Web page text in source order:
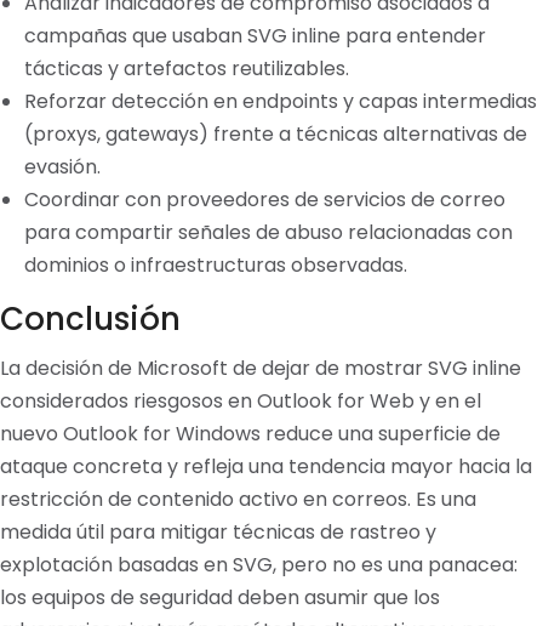
campañas que usaban SVG inline para entender
tácticas y artefactos reutilizables.
Reforzar detección en endpoints y capas intermedias
(proxys, gateways) frente a técnicas alternativas de
evasión.
Coordinar con proveedores de servicios de correo
para compartir señales de abuso relacionadas con
dominios o infraestructuras observadas.
Conclusión
La decisión de Microsoft de dejar de mostrar SVG inline
considerados riesgosos en Outlook for Web y en el
nuevo Outlook for Windows reduce una superficie de
ataque concreta y refleja una tendencia mayor hacia la
restricción de contenido activo en correos. Es una
medida útil para mitigar técnicas de rastreo y
explotación basadas en SVG, pero no es una panacea:
los equipos de seguridad deben asumir que los